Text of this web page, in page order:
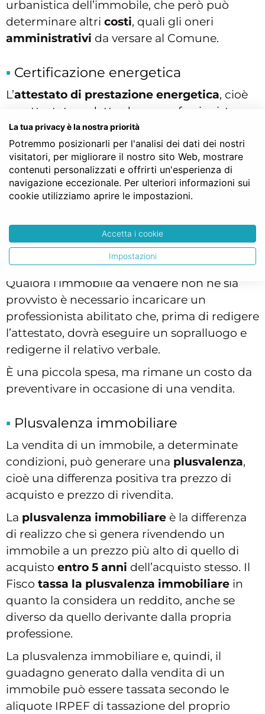
urbanistica dell’immobile, che però può
determinare altri costi, quali gli oneri
amministrativi da versare al Comune.
Certificazione energetica
L’attestato di prestazione energetica, cioè
un attestato redatto da un professionista
abilitato che indica la classe di rendimento
energetico dell’immobile deve essere
allegato ad ogniatto notarilecon cui si
trasferisce, dietro il pagamento di unprezzo
il diritto diproprietà o altro diritto reale di
Ogni immobile, infatti, ha una classe di
rendimento che può andare dalla classe A4
(la più efficiente) alla G (la meno efficiente).
Qualora l’immobile da vendere non ne sia
provvisto è necessario incaricare un
professionista abilitato che, prima di redigere
l’attestato, dovrà eseguire un sopralluogo e
redigerne il relativo verbale.
È una piccola spesa, ma rimane un costo da
preventivare in occasione di una vendita.
Plusvalenza immobiliare
La vendita di un immobile, a determinate
condizioni, può generare una plusvalenza,
cioè una differenza positiva tra prezzo di
acquisto e prezzo di rivendita.
La plusvalenza immobiliare è la differenza
di realizzo che si genera rivendendo un
immobile a un prezzo più alto di quello di
acquisto entro 5 anni dell’acquisto stesso. Il
Fisco tassa la plusvalenza immobiliare in
quanto la considera un reddito, anche se
diverso da quello derivante dalla propria
professione.
La plusvalenza immobiliare e, quindi, il
guadagno generato dalla vendita di un
immobile può essere tassata secondo le
aliquote IRPEF di tassazione del proprio
La tua privacy è la nostra priorità
Potremmo posizionarli per l'analisi dei dati dei nostri
visitatori, per migliorare il nostro sito Web, mostrare
contenuti personalizzati e offrirti un'esperienza di
navigazione eccezionale. Per ulteriori informazioni sui
cookie utilizziamo aprire le impostazioni.
Accetta i cookie
Impostazioni